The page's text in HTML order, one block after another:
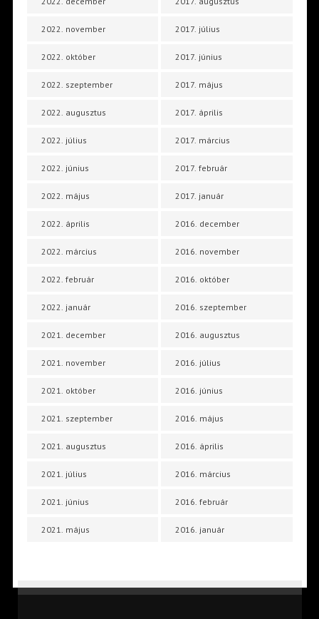
2022. november
2022. október
2022. szeptember
2022. augusztus
2022. július
2022. június
2022. május
2022. április
2022. március
2022. február
2022. január
2021. december
2021. november
2021. október
2021. szeptember
2021. augusztus
2021. július
2021. június
2021. május
2017. július
2017. június
2017. május
2017. április
2017. március
2017. február
2017. január
2016. december
2016. november
2016. október
2016. szeptember
2016. augusztus
2016. július
2016. június
2016. május
2016. április
2016. március
2016. február
2016. január